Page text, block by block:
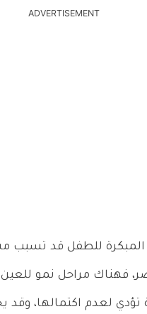
ADVERTISEMENT
المبكرة للطفل قد تسبب
فهناك مراحل نمو للعين،
تؤدي لعدم اكتمالها، وقد